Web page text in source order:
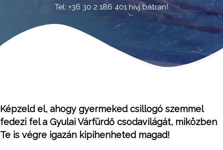
Tel: +36 30 2 186 401 hívj bátran!
Képzeld el, ahogy gyermeked csillogó szemmel
fedezi fel a Gyulai Várfürdő csodavilágát, miközben
Te is végre igazán kipihenheted magad!